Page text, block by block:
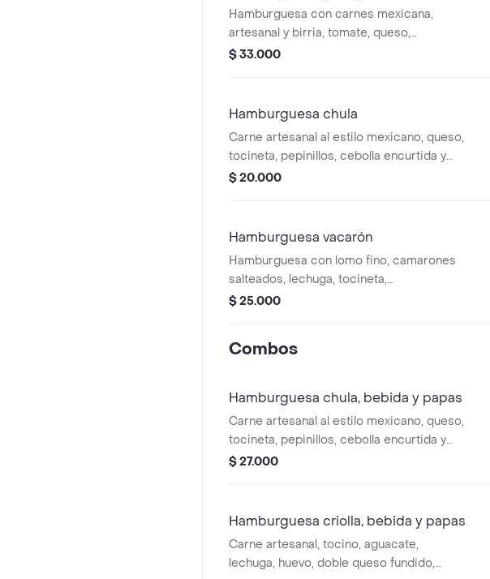
Hamburguesa con carnes mexicana,
artesanal y birria, tomate, queso,
pepinillos, tocineta, cebolla caramelizada,
$ 33.000
Hamburguesa chula
Carne artesanal al estilo mexicano, queso,
tocineta, pepinillos, cebolla encurtida y
jalapeños (opcional). acompañada de
$ 20.000
Hamburguesa vacarón
Hamburguesa con lomo fino, camarones
salteados, lechuga, tocineta,
champiñones y cebolla caramelizada.
$ 25.000
Combos
Hamburguesa chula, bebida y papas
Carne artesanal al estilo mexicano, queso,
tocineta, pepinillos, cebolla encurtida y
jalapeños (opcional). acompañada de
a la francesa y gaseosa de 400 ml
$ 27.000
Hamburguesa criolla, bebida y papas
Carne artesanal, tocino, aguacate,
lechuga, huevo, doble queso fundido,